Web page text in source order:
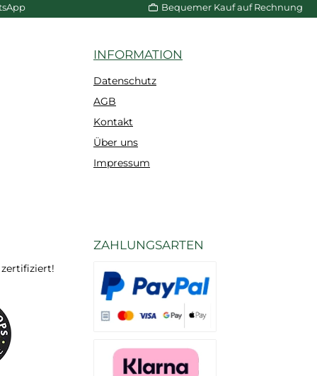
Bequemer Kauf auf Rechnung
INFORMATION
Datenschutz
AGB
Kontakt
Über uns
Impressum
ZAHLUNGSARTEN